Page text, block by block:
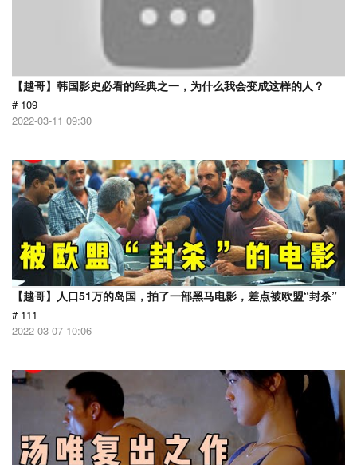
【越哥】韩国影史必看的经典之一，为什么我会变成这样的人？
# 109
2022-03-11 09:30
【越哥】人口51万的岛国，拍了一部黑马电影，差点被欧盟“封杀”
# 111
2022-03-07 10:06